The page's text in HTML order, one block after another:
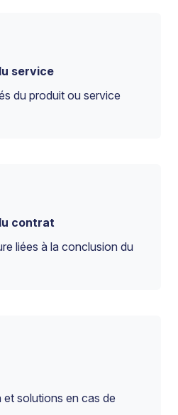
service
du produit ou service
contrat
liées à la conclusion du
solutions en cas de